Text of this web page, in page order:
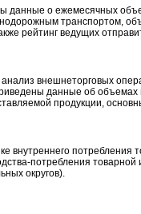
данные о ежемесячных
транспортом,
рейтинг ведущих
внешнеторговых
данные об объемах
продукции,
внутреннего потребления
потребления
округов).